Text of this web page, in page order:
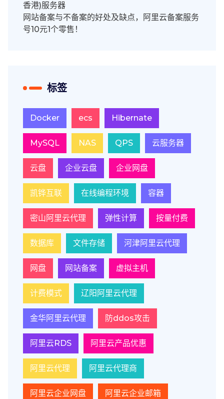
香港)服务器
网站备案与不备案的好处及缺点，阿里云备案服务
号10元1个零售！
标签
Docker ecs Hibernate
MySQL NAS QPS 云服务器
云盘 企业云盘 企业网盘
凯铧互联 在线编程环境 容器
密山阿里云代理 弹性计算 按量付费
数据库 文件存储 河津阿里云代理
网盘 网站备案 虚拟主机
计费模式 辽阳阿里云代理
金华阿里云代理 防ddos攻击
阿里云RDS 阿里云产品优惠
阿里云代理 阿里云代理商
阿里云企业网盘 阿里云企业邮箱